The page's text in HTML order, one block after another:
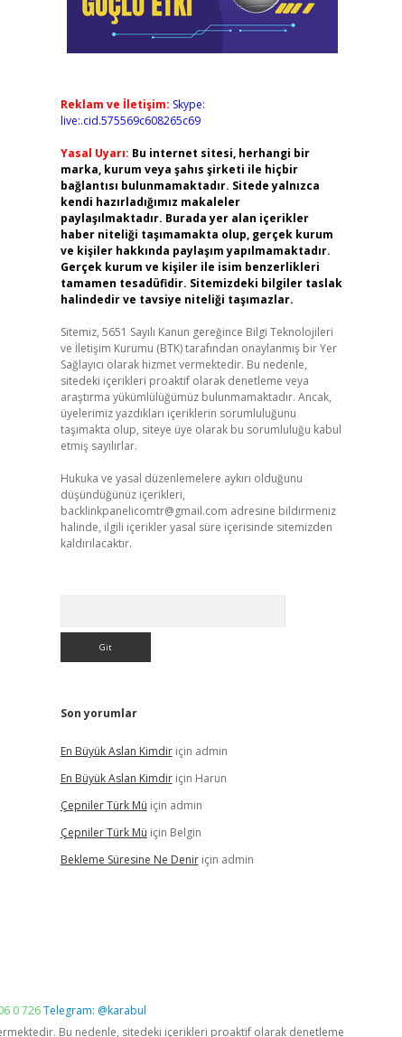
Reklam ve İletişim: Skype:
live:.cid.575569c608265c69
Yasal Uyarı: Bu internet sitesi, herhangi bir
marka, kurum veya şahıs şirketi ile hiçbir
bağlantısı bulunmamaktadır. Sitede yalnızca
kendi hazırladığımız makaleler
paylaşılmaktadır. Burada yer alan içerikler
haber niteliği taşımamakta olup, gerçek kurum
ve kişiler hakkında paylaşım yapılmamaktadır.
Gerçek kurum ve kişiler ile isim benzerlikleri
tamamen tesadüfidir. Sitemizdeki bilgiler taslak
halindedir ve tavsiye niteliği taşımazlar.
Sitemiz, 5651 Sayılı Kanun gereğince Bilgi Teknolojileri
ve İletişim Kurumu (BTK) tarafından onaylanmış bir Yer
Sağlayıcı olarak hizmet vermektedir. Bu nedenle,
sitedeki içerikleri proaktif olarak denetleme veya
araştırma yükümlülüğümüz bulunmamaktadır. Ancak,
üyelerimiz yazdıkları içeriklerin sorumluluğunu
taşımakta olup, siteye üye olarak bu sorumluluğu kabul
etmiş sayılırlar.
Hukuka ve yasal düzenlemelere aykırı olduğunu
düşündüğünüz içerikleri,
backlinkpanelicomtr@gmail.com adresine bildirmeniz
halinde, ilgili içerikler yasal süre içerisinde sitemizden
kaldırılacaktır.
Son yorumlar
En Büyük Aslan Kimdiriçin admin
En Büyük Aslan Kimdiriçin Harun
Çepniler Türk Mü için admin
Çepniler Türk Mü için Belgin
Bekleme Süresine Ne Deniriçin admin
0 726Telegram: @karabul
Bu nedenle, sitedeki içerikleri proaktif olarak denetleme